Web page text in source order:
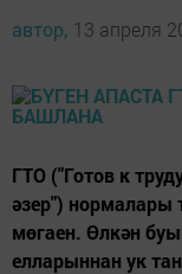
автор, 13 апреля
ГТО ("Готов к
әзер") нормалары
мөгаен. Өлкән
елларыннан ук